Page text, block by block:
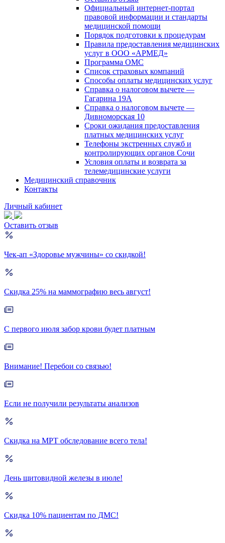
Официальный интернет-портал
правовой информации и стандарты
медицинской помощи
Порядок подготовки к процедурам
Правила предоставления медицинских
услуг в ООО «АРМЕД»
Программа ОМС
Список страховых компаний
Способы оплаты медицинских услуг
Справка о налоговом вычете —
Гагарина 19А
Справка о налоговом вычете —
Дивноморская 10
Сроки ожидания предоставления
платных медицинских услуг
Телефоны экстренных служб и
контролирующих органов Сочи
Условия оплаты и возврата за
телемедицинские услуги
Медицинский справочник
Контакты
Личный кабинет
Оставить отзыв
Чек-ап «Здоровье мужчины» со скидкой!
Скидка 25% на маммографию весь август!
С первого июля забор крови будет платным
Внимание! Перебои со связью!
Если не получили результаты анализов
Скидка на МРТ обследование всего тела!
День щитовидной железы в июле!
Скидка 10% пациентам по ДМС!